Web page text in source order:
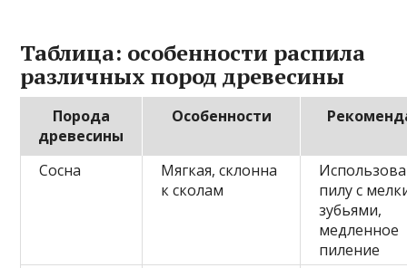
Таблица: особенности распила
различных пород древесины
Порода
древесины
Особенности
Сосна
Мягкая, склонна
к сколам
пилу с
зубьями,
медленное
пиление